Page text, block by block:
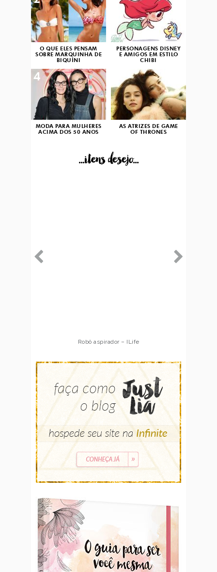
O QUE ELES PENSAM
SOBRE MARQUINHA DE
BIQUÍNI
PERSONAGENS DISNEY
E AMIGOS EM ESTILO
CHIBI
MODA PARA MULHERES
ACIMA DOS 50 ANOS
4
AS ATRIZES DE GAME
OF THRONES
...itens desejo...
Robô aspirador – ILife